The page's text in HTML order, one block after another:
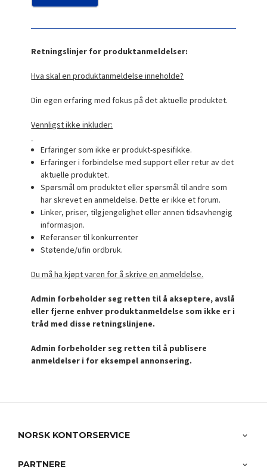
Retningslinjer for produktanmeldelser:
Hva skal en produktanmeldelse inneholde?
Din egen erfaring med fokus på det aktuelle produktet.
Vennligst ikke inkluder:
Erfaringer som ikke er produkt-spesifikke.
Erfaringer i forbindelse med support eller retur av det
aktuelle produktet.
Spørsmål om produktet eller spørsmål til andre som
har skrevet en anmeldelse. Dette er ikke et forum.
Linker, priser, tilgjengelighet eller annen tidsavhengig
informasjon.
Referanser til konkurrenter
Støtende/ufin ordbruk.
Du må ha kjøpt varen for å skrive en anmeldelse.
Admin forbeholder seg retten til å akseptere, avslå
eller fjerne enhver produktanmeldelse som ikke er i
tråd med disse retningslinjene.
Admin forbeholder seg retten til å publisere
anmeldelser i for eksempel annonsering.
NORSK KONTORSERVICE
PARTNERE